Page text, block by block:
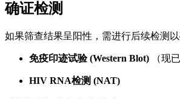
确证检测
如果筛查结果呈阳性，需进行后续检测以
免疫印迹试验 (Western Blot) （现
HIV RNA检测 (NAT)